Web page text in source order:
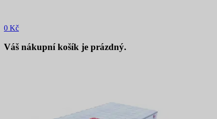
0 Kč
Váš nákupní košík je prázdný.